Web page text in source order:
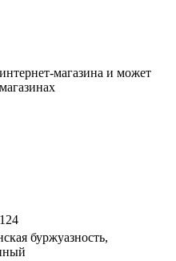
магазина и может
буржуазность,